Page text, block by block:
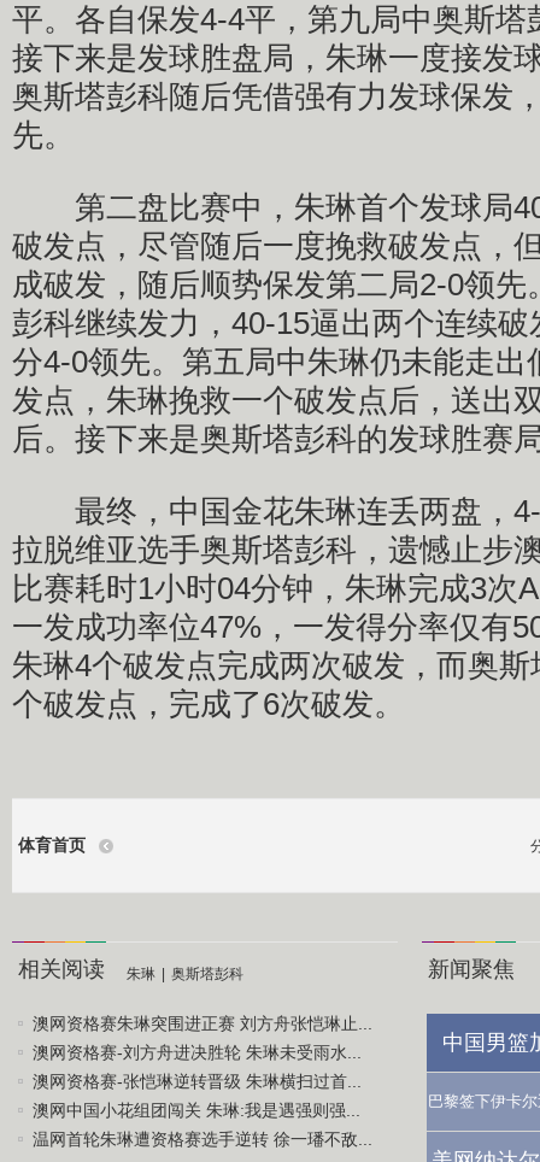
平。各自保发4-4平，第九局中奥斯塔
接下来是发球胜盘局，朱琳一度接发
奥斯塔彭科随后凭借强有力发球保发
先。
第二盘比赛中，朱琳首个发球局
破发点，尽管随后一度挽救破发点，
成破发，随后顺势保发第二局2-0领
彭科继续发力，40-15逼出两个连续
分4-0领先。第五局中朱琳仍未能走出
发点，朱琳挽救一个破发点后，送出
后。接下来是奥斯塔彭科的发球胜赛
最终，中国金花朱琳连丢两盘，4-
拉脱维亚选手奥斯塔彭科，遗憾止步
比赛耗时1小时04分钟，朱琳完成3次
一发成功率位47%，一发得分率仅有
朱琳4个破发点完成两次破发，而奥
个破发点，完成了6次破发。
体育首页
相关阅读 朱琳 奥斯塔彭科
澳网资格赛朱琳突围进正赛 刘方舟张恺琳止...
澳网资格赛-刘方舟进决胜轮 朱琳未受雨水...
澳网资格赛-张恺琳逆转晋级 朱琳横扫过首...
澳网中国小花组团闯关 朱琳:我是遇强则强...
温网首轮朱琳遭资格赛选手逆转 徐一璠不敌...
新闻聚焦
中国男篮
巴黎签下伊卡